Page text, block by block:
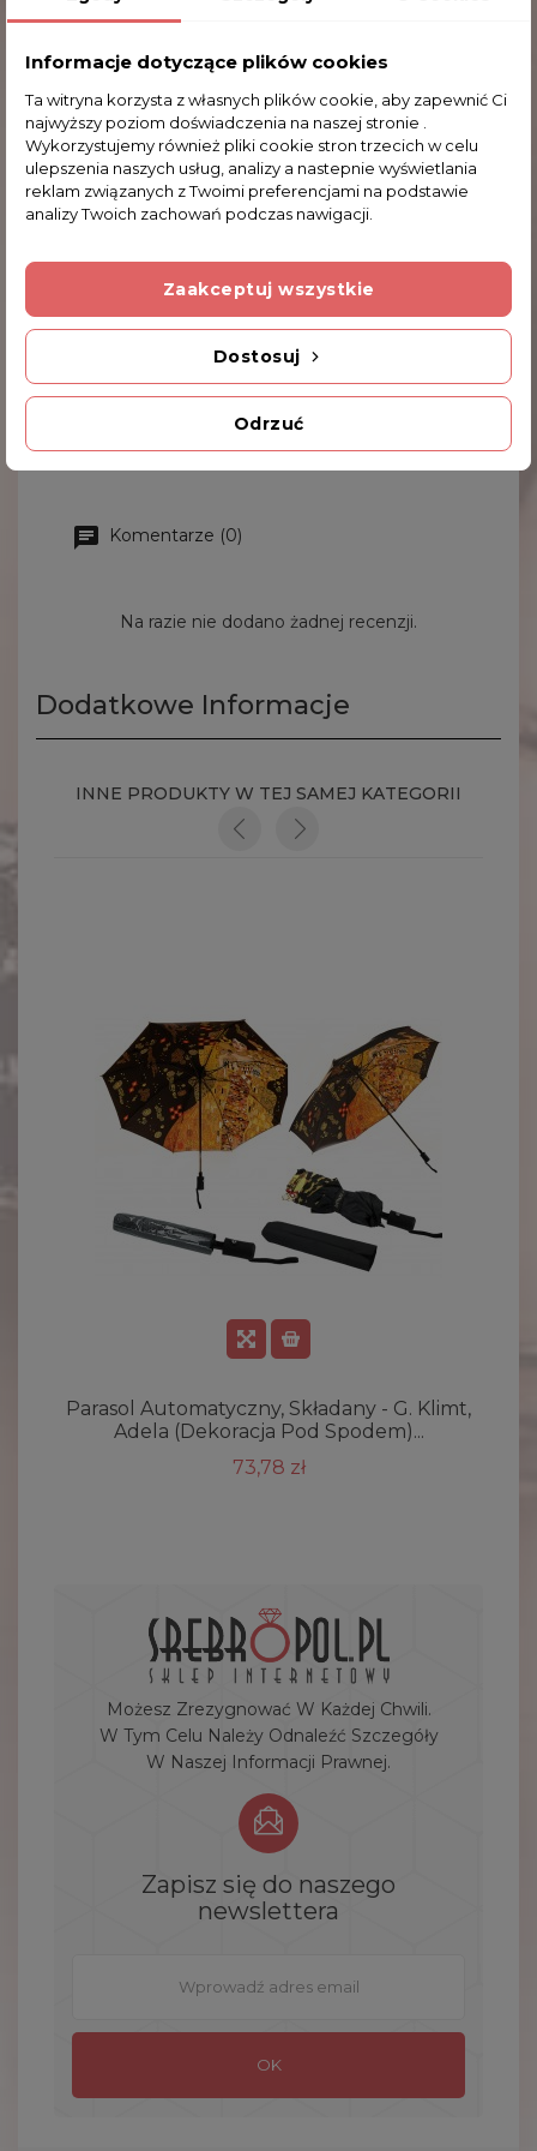
lustereczko w torebce lub kosmetyczce, dzięki
rozwiązanie do szybkiego sprawdzenia wyglądu w
ciągu dnia, bez rezygnacji z estetyki.
Prezent Z Subtelnym Przesłaniem
Ten model dobrze sprawdzi się jako prezent dla
osób ceniących sztukę, delikatne formy i spokojną
symbolicznego charakteru, czyniąc go
upominkiem przemyślanym i ponadczasowym.
Zobacz Również
lustereczka i wizytowniki
artystycznymi motywami dostępne w naszej
Komentarze (0)
Na razie nie dodano żadnej recenzji.
Dodatkowe Informacje
INNE PRODUKTY W TEJ SAMEJ KATEGORII
Parasol Automatyczny, Składany - G. Klimt,
Adela (dekoracja Pod Spodem)...
73,78 zł
Możesz Zrezygnować W Każdej Chwili.
W Tym Celu Należy Odnaleźć Szczegóły
W Naszej Informacji Prawnej.
Zapisz się do naszego
newslettera
Informacje dotyczące plików cookies
Ta witryna korzysta z własnych plików cookie, aby zapewnić Ci
najwyższy poziom doświadczenia na naszej stronie .
Wykorzystujemy również pliki cookie stron trzecich w celu
ulepszenia naszych usług, analizy a nastepnie wyświetlania
reklam związanych z Twoimi preferencjami na podstawie
analizy Twoich zachowań podczas nawigacji.
Odrzuć
Dostosuj
Zaakceptuj wszystkie